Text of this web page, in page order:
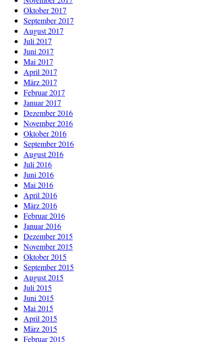
Oktober 2017
September 2017
August 2017
Juli 2017
Juni 2017
Mai 2017
April 2017
März 2017
Februar 2017
Januar 2017
Dezember 2016
November 2016
Oktober 2016
September 2016
August 2016
Juli 2016
Juni 2016
Mai 2016
April 2016
März 2016
Februar 2016
Januar 2016
Dezember 2015
November 2015
Oktober 2015
September 2015
August 2015
Juli 2015
Juni 2015
Mai 2015
April 2015
März 2015
Februar 2015